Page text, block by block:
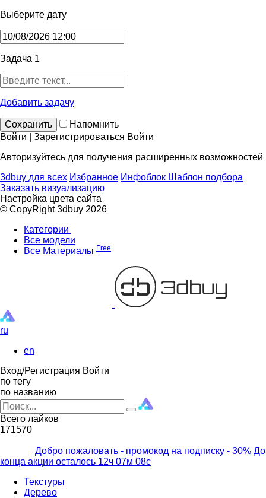
Выберите дату
Задача 1
Добавить задачу
Сохранить
Напомнить
Войти | Зарегистрироваться Войти
Авторизуйтесь для получения расширенных возможностей
3dbuy для всех Избранное Инфоблок Шаблон подбора
Заказать визуализацию
Настройка цвета сайта
© CopyRight 3dbuy 2026
Категории
Все модели
Все Материалы Free
ru
en
Вход/Регистрация Войти
по тегу
по названию
Всего лайков
171570
Добро пожаловать - промокод на подписку - 30% До
конца акции осталось 12ч 07м 06с
Текстуры
Дерево